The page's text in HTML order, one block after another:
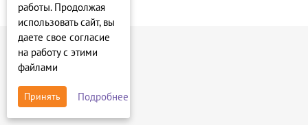
работы. Продолжая
использовать сайт, вы
даете свое согласие
на работу с этими
файлами
Принять Подробнее